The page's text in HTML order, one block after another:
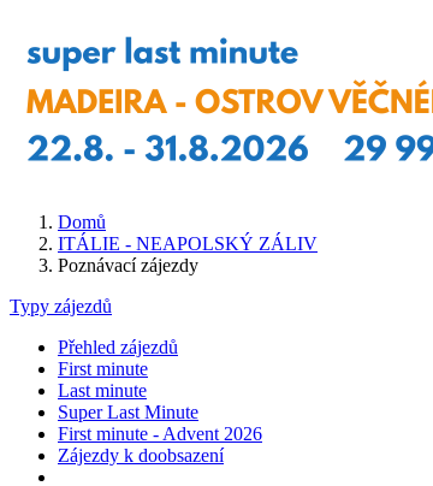
Domů
ITÁLIE - NEAPOLSKÝ ZÁLIV
Poznávací zájezdy
Typy zájezdů
Přehled zájezdů
First minute
Last minute
Super Last Minute
First minute - Advent 2026
Zájezdy k doobsazení